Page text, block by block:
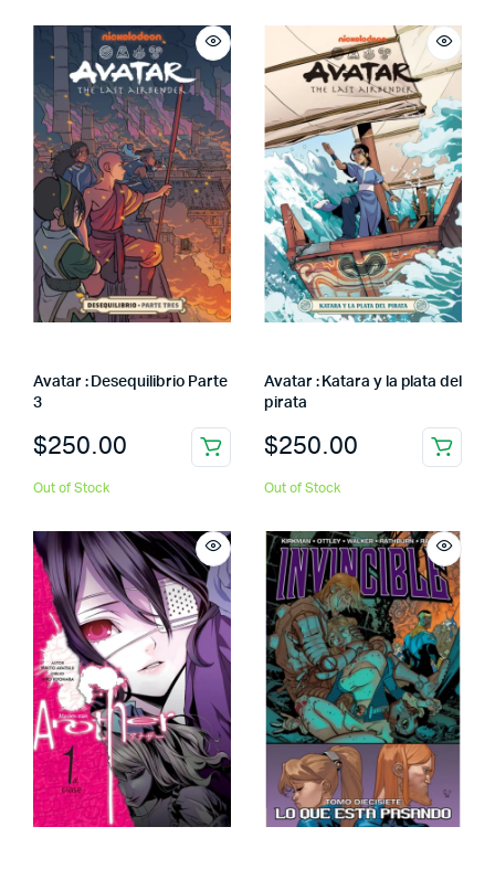
Avatar : Desequilibrio Parte
3
$250.00
Out of Stock
Avatar : Katara y la plata del
pirata
$250.00
Out of Stock